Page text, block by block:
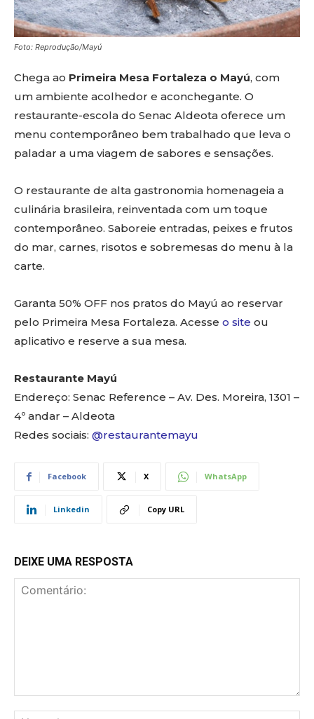
Foto: Reprodução/Mayú
Chega ao Primeira Mesa Fortaleza o Mayú, com
um ambiente acolhedor e aconchegante. O
restaurante-escola do Senac Aldeota oferece um
menu contemporâneo bem trabalhado que leva o
paladar a uma viagem de sabores e sensações.
O restaurante de alta gastronomia homenageia a
culinária brasileira, reinventada com um toque
contemporâneo. Saboreie entradas, peixes e frutos
do mar, carnes, risotos e sobremesas do menu à la
carte.
Garanta 50% OFF nos pratos do Mayú ao reservar
pelo Primeira Mesa Fortaleza. Acesse o site ou
aplicativo e reserve a sua mesa.
Restaurante Mayú
Endereço: Senac Reference – Av. Des. Moreira, 1301 –
4º andar – Aldeota
Redes sociais: @restaurantemayu
Facebook X WhatsApp
Linkedin Copy URL
DEIXE UMA RESPOSTA